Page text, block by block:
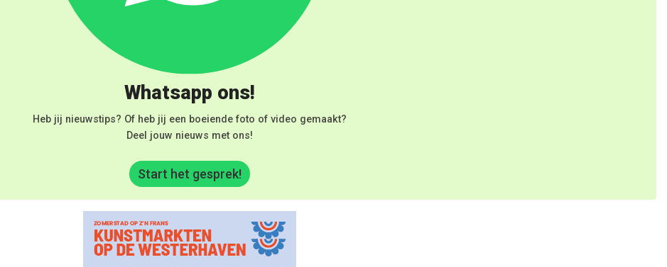
Whatsapp ons!
Heb jij nieuwstips? Of heb jij een boeiende foto of video gemaakt?
Deel jouw nieuws met ons!
Start het gesprek!